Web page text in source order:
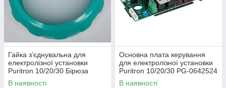
Гайка з’єднувальна для
електролізної установки
Puritron 10/20/30 Бірюза
0642009
В наявності
Основна плата керування
для електролізної установки
Puritron 10/20/30 PG-0642524
В наявності